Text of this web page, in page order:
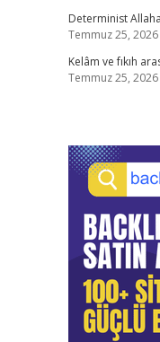
Determinist Allaha
Temmuz 25, 2026
Kelâm ve fıkıh
Temmuz 25, 2026